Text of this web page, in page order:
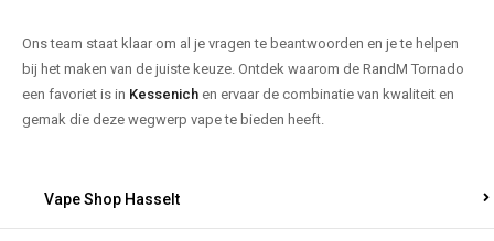
Ons team staat klaar om al je vragen te beantwoorden en je te helpen
bij het maken van de juiste keuze. Ontdek waarom de RandM Tornado
een favoriet is in Kessenich en ervaar de combinatie van kwaliteit en
gemak die deze wegwerp vape te bieden heeft.
Vape Shop Hasselt